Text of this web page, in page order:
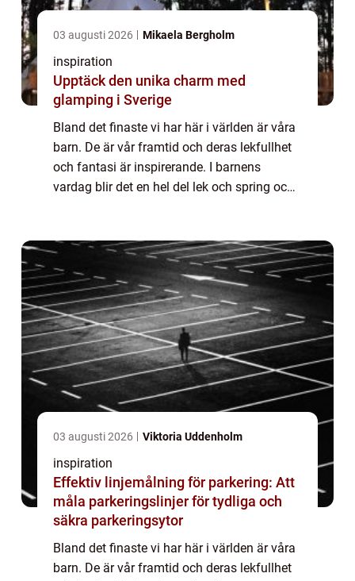
03 augusti 2026 Mikaela Bergholm
inspiration
Upptäck den unika charm med
glamping i Sverige
Bland det finaste vi har här i världen är våra
barn. De är vår framtid och deras lekfullhet
och fantasi är inspirerande. I barnens
vardag blir det en hel del lek och spring och
03 augusti 2026 Viktoria Uddenholm
inspiration
Effektiv linjemålning för parkering: Att
måla parkeringslinjer för tydliga och
säkra parkeringsytor
Bland det finaste vi har här i världen är våra
barn. De är vår framtid och deras lekfullhet